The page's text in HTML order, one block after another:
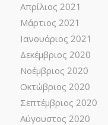
Απρίλιος 2021
Μάρτιος 2021
Ιανουάριος 2021
Δεκέμβριος 2020
Νοέμβριος 2020
Οκτώβριος 2020
Σεπτέμβριος 2020
Αύγουστος 2020